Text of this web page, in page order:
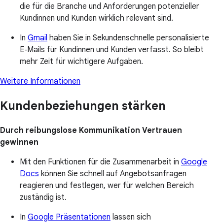
die für die Branche und Anforderungen potenzieller
Kundinnen und Kunden wirklich relevant sind.
In Gmail haben Sie in Sekundenschnelle personalisierte
E‑Mails für Kundinnen und Kunden verfasst. So bleibt
mehr Zeit für wichtigere Aufgaben.
Weitere Informationen
Kundenbeziehungen stärken
Durch reibungslose Kommunikation Vertrauen
gewinnen
Mit den Funktionen für die Zusammenarbeit in Google
Docs können Sie schnell auf Angebotsanfragen
reagieren und festlegen, wer für welchen Bereich
zuständig ist.
In Google Präsentationen lassen sich